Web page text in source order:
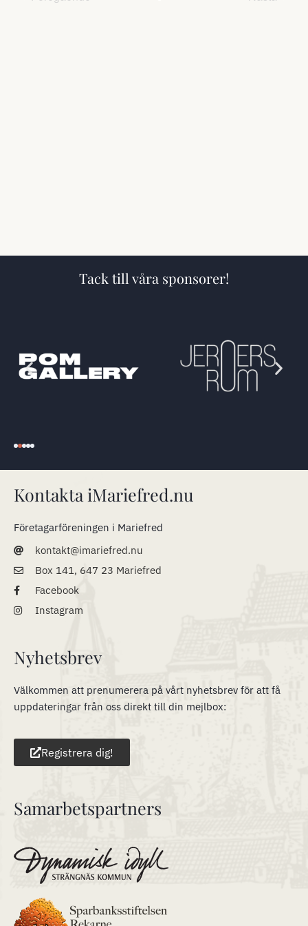
Tack till våra sponsorer!
Kontakta iMariefred.nu
Företagarföreningen i Mariefred
kontakt@imariefred.nu
Box 141, 647 23 Mariefred
Facebook
Instagram
Nyhetsbrev
Välkommen att prenumerera på vårt nyhetsbrev för att få
uppdateringar från oss direkt till din mejlbox:
Registrera dig!
Samarbetspartners